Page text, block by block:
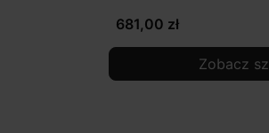
681,00 zł
Zobacz